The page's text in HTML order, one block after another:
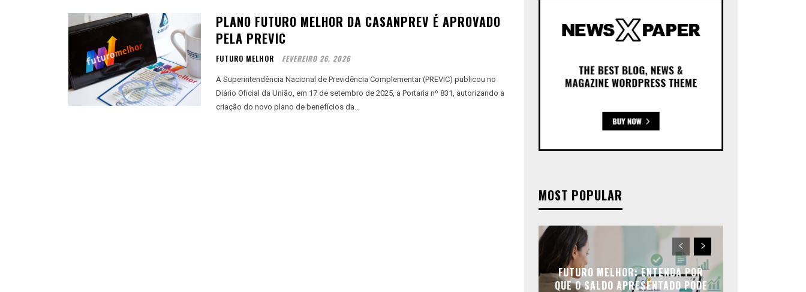
PLANO FUTURO MELHOR DA CASANPREV É APROVADO
PELA PREVIC
FUTURO MELHOR FEVEREIRO 26, 2026
A Superintendência Nacional de Previdência Complementar (PREVIC) publicou no
Diário Oficial da União, em 17 de setembro de 2025, a Portaria nº 831, autorizando a
criação do novo plano de benefícios da...
MOST POPULAR
FUTURO MELHOR: ENTENDA POR
QUE O SALDO APRESENTADO PODE